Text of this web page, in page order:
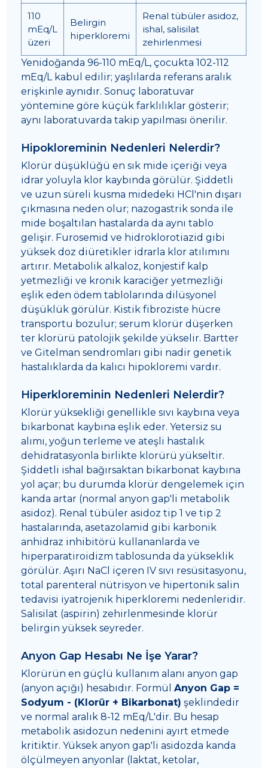
110
mEq/L
üzeri
Belirgin
hiperkloremi
Renal tübüler asidoz,
ishal, salisilat
zehirlenmesi
Yenidoğanda 96-110 mEq/L, çocukta 102-112
mEq/L kabul edilir; yaşlılarda referans aralık
erişkinle aynıdır. Sonuç laboratuvar
yöntemine göre küçük farklılıklar gösterir;
aynı laboratuvarda takip yapılması önerilir.
Hipokloreminin Nedenleri Nelerdir?
Klorür düşüklüğü en sık mide içeriği veya
idrar yoluyla klor kaybında görülür. Şiddetli
ve uzun süreli kusma midedeki HCl'nin dışarı
çıkmasına neden olur; nazogastrik sonda ile
mide boşaltılan hastalarda da aynı tablo
gelişir. Furosemid ve hidroklorotiazid gibi
yüksek doz diüretikler idrarla klor atılımını
artırır. Metabolik alkaloz, konjestif kalp
yetmezliği ve kronik karaciğer yetmezliği
eşlik eden ödem tablolarında dilüsyonel
düşüklük görülür. Kistik fibroziste hücre
transportu bozulur; serum klorür düşerken
ter klorürü patolojik şekilde yükselir. Bartter
ve Gitelman sendromları gibi nadir genetik
hastalıklarda da kalıcı hipokloremi vardır.
Hiperkloreminin Nedenleri Nelerdir?
Klorür yüksekliği genellikle sıvı kaybına veya
bikarbonat kaybına eşlik eder. Yetersiz su
alımı, yoğun terleme ve ateşli hastalık
dehidratasyonla birlikte klorürü yükseltir.
Şiddetli ishal bağırsaktan bikarbonat kaybına
yol açar; bu durumda klorür dengelemek için
kanda artar (normal anyon gap'li metabolik
asidoz). Renal tübüler asidoz tip 1 ve tip 2
hastalarında, asetazolamid gibi karbonik
anhidraz inhibitörü kullananlarda ve
hiperparatiroidizm tablosunda da yükseklik
görülür. Aşırı NaCl içeren IV sıvı resüsitasyonu,
total parenteral nütrisyon ve hipertonik salin
tedavisi iyatrojenik hiperkloremi nedenleridir.
Salisilat (aspirin) zehirlenmesinde klorür
belirgin yüksek seyreder.
Anyon Gap Hesabı Ne İşe Yarar?
Klorürün en güçlü kullanım alanı anyon gap
(anyon açığı) hesabıdır. FormülAnyon Gap =
Sodyum - (Klorür + Bikarbonat) şeklindedir
ve normal aralık 8-12 mEq/L'dir. Bu hesap
metabolik asidozun nedenini ayırt etmede
kritiktir. Yüksek anyon gap'li asidozda kanda
ölçülmeyen anyonlar (laktat, ketolar,